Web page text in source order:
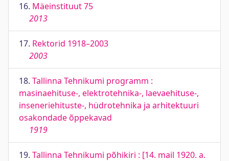
16. Mäeinstituut 75
2013
17. Rektorid 1918–2003
2003
18. Tallinna Tehnikumi programm :
masinaehituse-, elektrotehnika-, laevaehituse-,
inseneriehituste-, hüdrotehnika ja arhitektuuri
osakondade õppekavad
1919
19. Tallinna Tehnikumi põhikiri : [14. mail 1920. a.